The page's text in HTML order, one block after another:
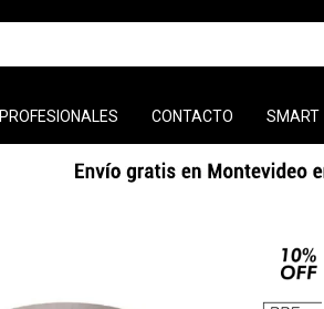
PROFESIONALES CONTACTO SMART